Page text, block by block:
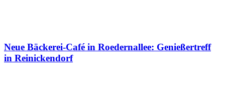
Neue Bäckerei-Café in Roedernallee: Genießertreff
in Reinickendorf